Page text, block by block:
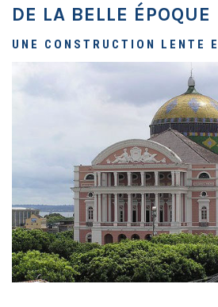
DE LA BELLE ÉPOQUE
UNE CONSTRUCTION LENTE